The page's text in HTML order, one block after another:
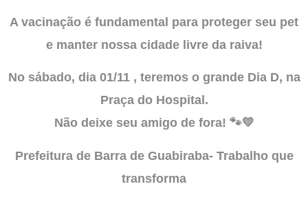
A vacinação é fundamental para proteger seu pet
e manter nossa cidade livre da raiva!
No sábado, dia 01/11 , teremos o grande Dia D, na
Praça do Hospital.
Não deixe seu amigo de fora! 🐾💛
Prefeitura de Barra de Guabiraba- Trabalho que
transforma